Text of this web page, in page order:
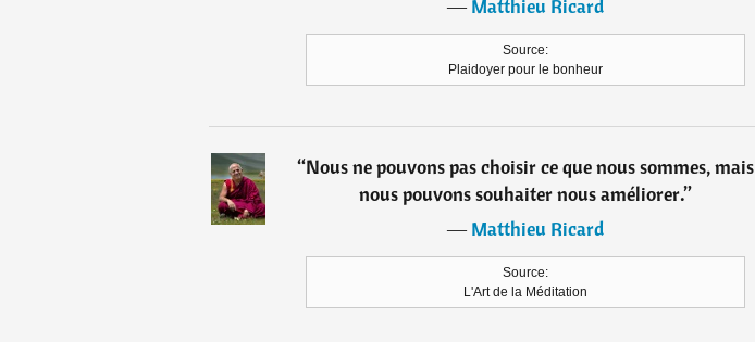
―Matthieu Ricard
Source:
Plaidoyer pour le bonheur
“Nous ne pouvons pas choisir ce que nous sommes, mais
nous pouvons souhaiter nous améliorer.”
―Matthieu Ricard
Source:
L'Art de la Méditation